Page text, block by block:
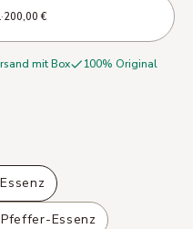
·200,00 €
mit Box 100% Original
Essenz